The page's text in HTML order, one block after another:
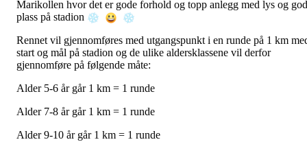
Marikollen hvor det er gode forhold og topp anlegg med lys og god
plass på stadion
Rennet vil gjennomføres med utgangspunkt i en runde på 1 km
start og mål på stadion og de ulike aldersklassene vil derfor
gjennomføre på følgende måte:
Alder 5-6 år går 1 km = 1 runde
Alder 7-8 år går 1 km = 1 runde
Alder 9-10 år går 1 km = 1 runde